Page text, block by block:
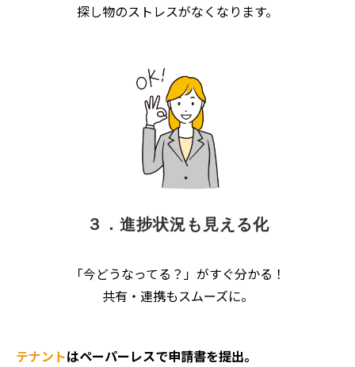
探し物のストレスがなくなります。
３．進捗状況も見える化
「今どうなってる？」がすぐ分かる！
共有・連携もスムーズに。
テナントはペーパーレスで申請書を提出。